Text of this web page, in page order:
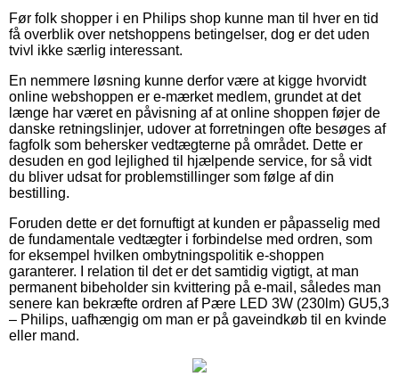
Før folk shopper i en Philips shop kunne man til hver en tid
få overblik over netshoppens betingelser, dog er det uden
tvivl ikke særlig interessant.
En nemmere løsning kunne derfor være at kigge hvorvidt
online webshoppen er e-mærket medlem, grundet at det
længe har været en påvisning af at online shoppen føjer de
danske retningslinjer, udover at forretningen ofte besøges af
fagfolk som behersker vedtægterne på området. Dette er
desuden en god lejlighed til hjælpende service, for så vidt
du bliver udsat for problemstillinger som følge af din
bestilling.
Foruden dette er det fornuftigt at kunden er påpasselig med
de fundamentale vedtægter i forbindelse med ordren, som
for eksempel hvilken ombytningspolitik e-shoppen
garanterer. I relation til det er det samtidig vigtigt, at man
permanent bibeholder sin kvittering på e-mail, således man
senere kan bekræfte ordren af Pære LED 3W (230lm) GU5,3
– Philips, uafhængig om man er på gaveindkøb til en kvinde
eller mand.